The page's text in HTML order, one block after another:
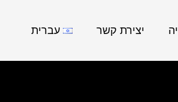
יצירת קשר עברית